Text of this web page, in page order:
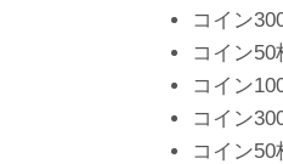
コイン
コイン50
コイン
コイン
コイン50